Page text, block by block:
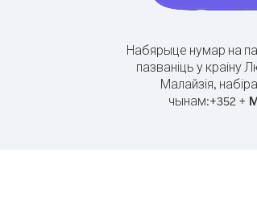
Набярыце нумар на
пазваніць у краіну
Малайзія,
чынам:+352+